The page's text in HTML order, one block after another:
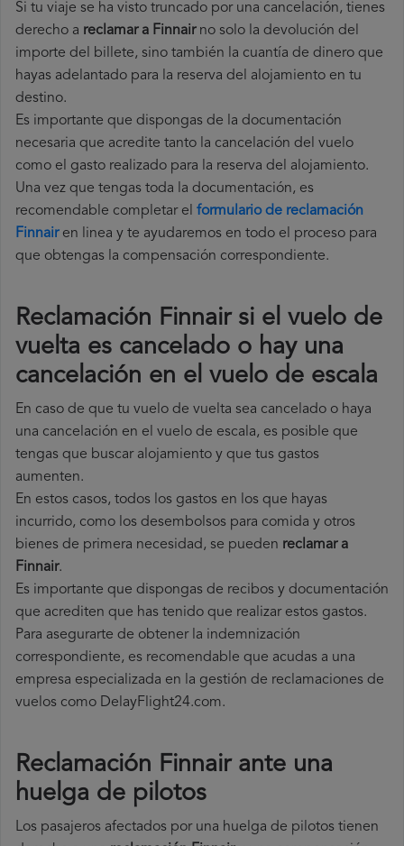
Si tu viaje se ha visto truncado por una cancelación, tienes
derecho a reclamar a Finnairno solo la devolución del
importe del billete, sino también la cuantía de dinero que
hayas adelantado para la reserva del alojamiento en tu
destino.
Es importante que dispongas de la documentación
necesaria que acredite tanto la cancelación del vuelo
como el gasto realizado para la reserva del alojamiento.
Una vez que tengas toda la documentación, es
recomendable completar el formulario de reclamación
Finnairen linea y te ayudaremos en todo el proceso para
que obtengas la compensación correspondiente.
Reclamación Finnair si el vuelo de
vuelta es cancelado o hay una
cancelación en el vuelo de escala
En caso de que tu vuelo de vuelta sea cancelado o haya
una cancelación en el vuelo de escala, es posible que
tengas que buscar alojamiento y que tus gastos
aumenten.
En estos casos, todos los gastos en los que hayas
incurrido, como los desembolsos para comida y otros
bienes de primera necesidad, se pueden reclamar a
Finnair.
Es importante que dispongas de recibos y documentación
que acrediten que has tenido que realizar estos gastos.
Para asegurarte de obtener la indemnización
correspondiente, es recomendable que acudas a una
empresa especializada en la gestión de reclamaciones de
vuelos como DelayFlight24.com.
Reclamación Finnair ante una
huelga de pilotos
Los pasajeros afectados por una huelga de pilotos tienen